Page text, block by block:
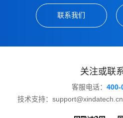
联系我们
关注或联
客服电话： 400-
技术支持：